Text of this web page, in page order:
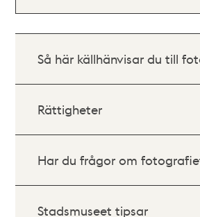
Så här källhänvisar du till
Rättigheter
Har du frågor om
Stadsmuseet tipsar